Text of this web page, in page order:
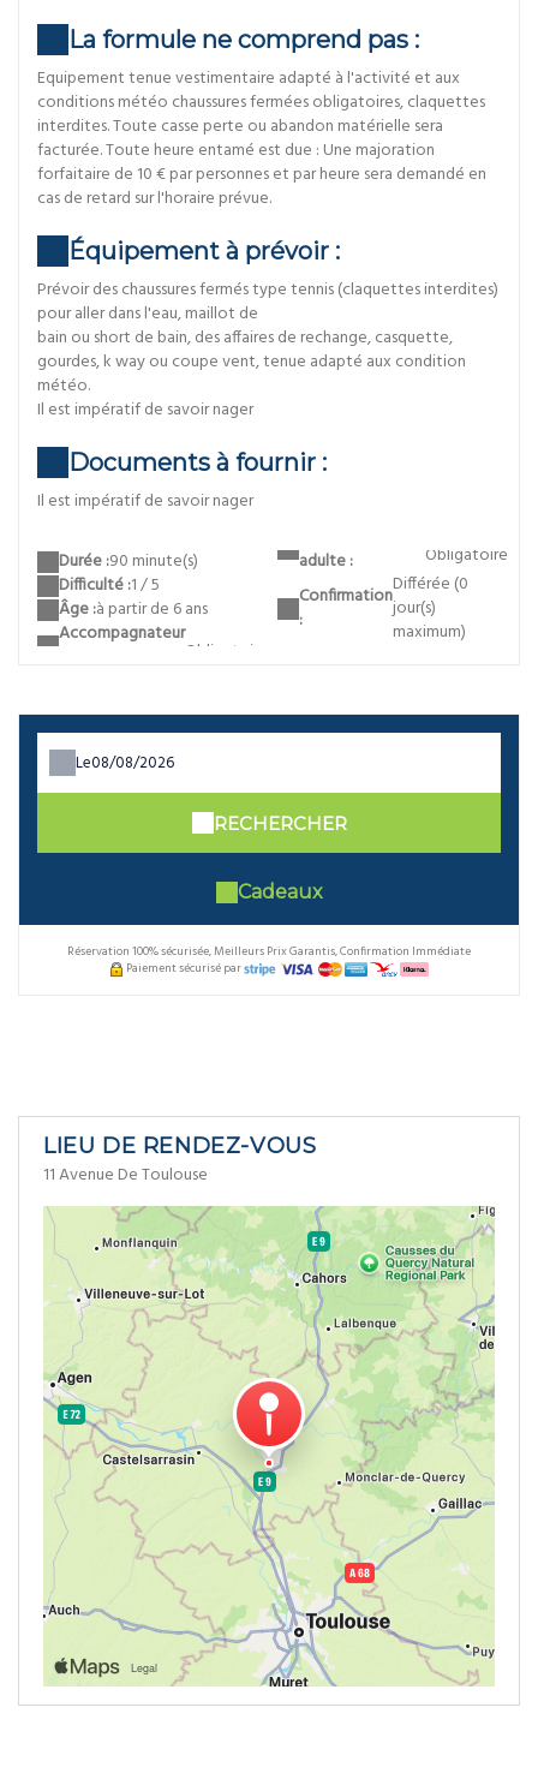
La formule ne comprend pas :
Equipement tenue vestimentaire adapté à l'activité et aux
conditions météo chaussures fermées obligatoires, claquettes
interdites. Toute casse perte ou abandon matérielle sera
facturée. Toute heure entamé est due : Une majoration
forfaitaire de 10 € par personnes et par heure sera demandé en
cas de retard sur l'horaire prévue.
Équipement à prévoir :
Prévoir des chaussures fermés type tennis (claquettes interdites)
pour aller dans l'eau, maillot de
bain ou short de bain, des affaires de rechange, casquette,
gourdes, k way ou coupe vent, tenue adapté aux condition
météo.
Il est impératif de savoir nager
Documents à fournir :
Il est impératif de savoir nager
Durée :90 minute(s)
Difficulté :1 / 5
Âge :à partir de 6 ans
Accompagnateur
adulte :
Obligatoire
Confirmation
:
Différée (0
jour(s)
maximum)
Le
RECHERCHER
Cadeaux
Réservation 100% sécurisée, Meilleurs Prix Garantis, Confirmation Immédiate
Paiement sécurisé par
LIEU DE RENDEZ-VOUS
11 Avenue De Toulouse